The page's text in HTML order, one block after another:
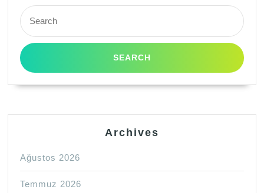
Search
for:
Archives
Ağustos 2026
Temmuz 2026